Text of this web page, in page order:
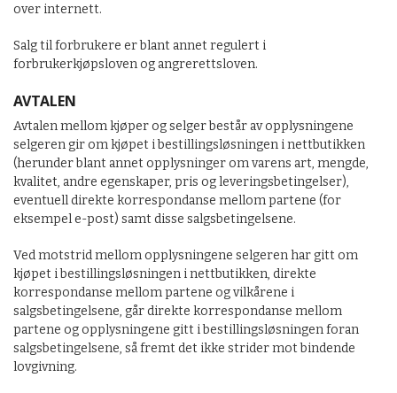
over internett.
Salg til forbrukere er blant annet regulert i
forbrukerkjøpsloven og angrerettsloven.
AVTALEN
Avtalen mellom kjøper og selger består av opplysningene
selgeren gir om kjøpet i bestillingsløsningen i nettbutikken
(herunder blant annet opplysninger om varens art, mengde,
kvalitet, andre egenskaper, pris og leveringsbetingelser),
eventuell direkte korrespondanse mellom partene (for
eksempel e-post) samt disse salgsbetingelsene.
Ved motstrid mellom opplysningene selgeren har gitt om
kjøpet i bestillingsløsningen i nettbutikken, direkte
korrespondanse mellom partene og vilkårene i
salgsbetingelsene, går direkte korrespondanse mellom
partene og opplysningene gitt i bestillingsløsningen foran
salgsbetingelsene, så fremt det ikke strider mot bindende
lovgivning.